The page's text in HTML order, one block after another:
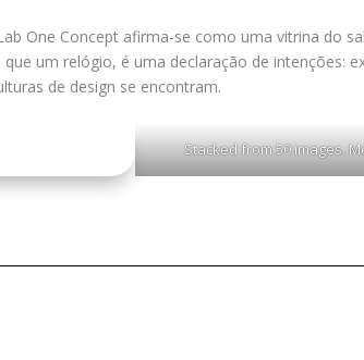
One Concept afirma-se como uma vitrina do
um relógio, é uma declaração de intenções:
de design se encontram.
Stacked from 50 images.